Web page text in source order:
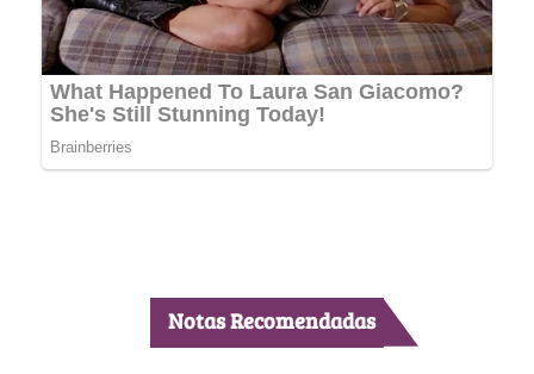
Notas Recomendadas